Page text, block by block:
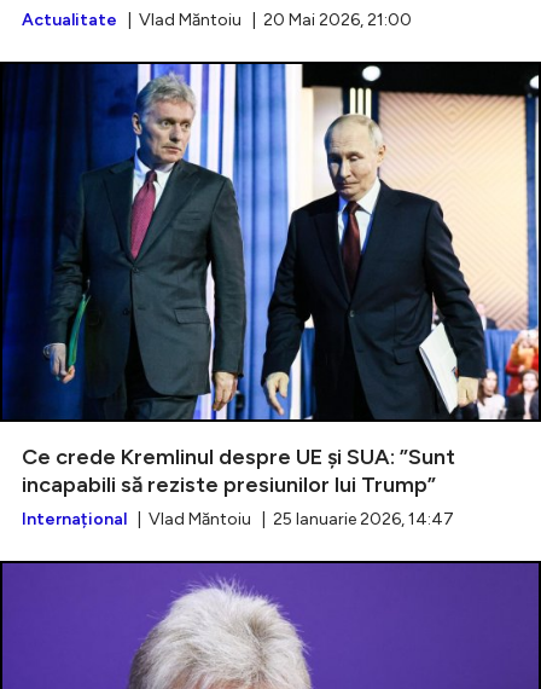
Intră în cont
Creează cont
Actualitate | Vlad Măntoiu | 20 Mai 2026, 21:00
Ce crede Kremlinul despre UE și SUA: ”Sunt
incapabili să reziste presiunilor lui Trump”
Internațional | Vlad Măntoiu | 25 Ianuarie 2026, 14:47